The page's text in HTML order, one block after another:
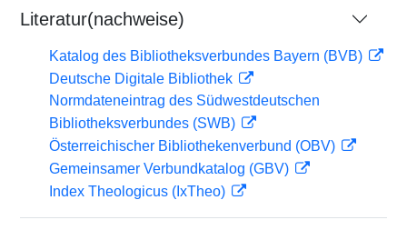
Literatur(nachweise)
Katalog des Bibliotheksverbundes Bayern (BVB)
Deutsche Digitale Bibliothek
Normdateneintrag des Südwestdeutschen
Bibliotheksverbundes (SWB)
Österreichischer Bibliothekenverbund (OBV)
Gemeinsamer Verbundkatalog (GBV)
Index Theologicus (IxTheo)